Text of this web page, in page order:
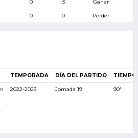
0 3 Ganar
0 0 Perder
TEMPORADA DÍA DEL PARTIDO TIEMPO
2022-2023 Jornada 19 90'